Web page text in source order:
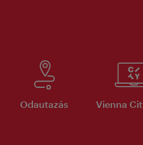
Odautazás Vienna